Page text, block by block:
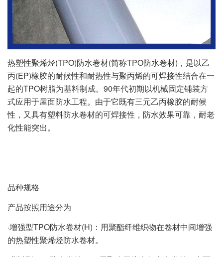
热塑性聚烯烃(TPO)防水卷材(简称TPO防水卷材)，是以乙
丙(EP)橡胶的耐候性和耐热性与聚丙烯的可焊接性结合在一
起的TPO树脂为基料制成。90年代初期以机械固定铺装方
式应用于屋面防水工程。由于它既有三元乙丙橡胶的耐候
性，又具有塑料防水卷材的可焊接性，防水效果可靠，耐老
化性能突出。
品种规格
产品按照用途分为
·增强型TPO防水卷材(H)：用聚酯纤维织物在卷材中间增强
的热塑性聚烯烃防水卷材。